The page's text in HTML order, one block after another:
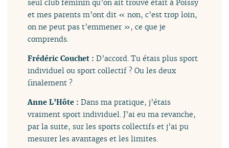
seul club féminin qu’on ait trouvé était à Poissy
et mes parents m’ont dit « non, c’est trop loin,
on ne peut pas t’emmener », ce que je
comprends.
Frédéric Couchet :D’accord. Tu étais plus sport
individuel ou sport collectif ? Ou les deux
finalement ?
Anne L’Hôte :Dans ma pratique, j’étais
vraiment sport individuel. J’ai eu ma revanche,
par la suite, sur les sports collectifs et j’ai pu
mesurer les avantages et les limites.